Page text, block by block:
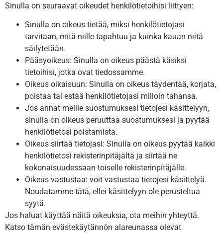
Sinulla on seuraavat oikeudet henkilötietoihisi liittyen:
Sinulla on oikeus tietää, miksi henkilötietojasi
tarvitaan, mitä niille tapahtuu ja kuinka kauan niitä
säilytetään.
Pääsyoikeus: Sinulla on oikeus päästä käsiksi
tietoihisi, jotka ovat tiedossamme.
Oikeus oikaisuun: Sinulla on oikeus täydentää, korjata,
poistaa tai estää henkilötietojasi milloin tahansa.
Jos annat meille suostumuksesi tietojesi käsittelyyn,
sinulla on oikeus peruuttaa suostumuksesi ja pyytää
henkilötietosi poistamista.
Oikeus siirtää tietojasi: Sinulla on oikeus pyytää kaikki
henkilötietosi rekisterinpitäjältä ja siirtää ne
kokonaisuudessaan toiselle rekisterinpitäjälle.
Oikeus vastustaa: voit vastustaa tietojesi käsittelyä.
Noudatamme tätä, ellei käsittelyyn ole perusteltua
syytä.
Jos haluat käyttää näitä oikeuksia, ota meihin yhteyttä.
Katso tämän evästekäytännön alareunassa olevat